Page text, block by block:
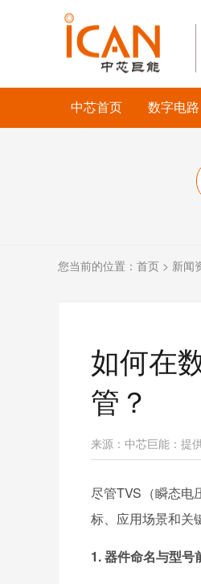
中芯首页 数字电路
您当前的位置： 首页 > 新闻
如何在
管？
来源： 中芯巨能：提
尽管TVS（瞬态电
标、应用场景和关
1. 器件命名与型号